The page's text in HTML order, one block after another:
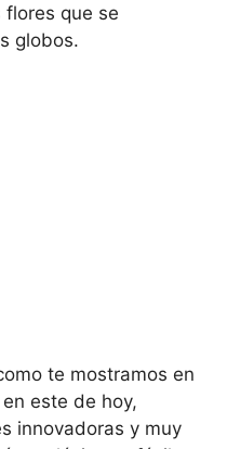
que se
globos.
te mostramos en
este de hoy,
innovadoras y muy